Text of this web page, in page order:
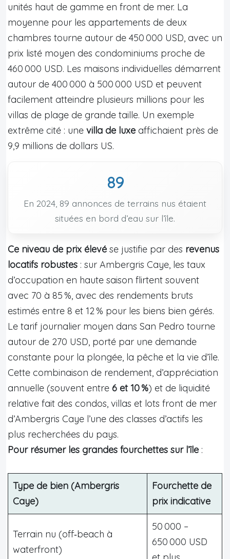
unités haut de gamme en front de mer. La
moyenne pour les appartements de deux
chambres tourne autour de 450 000 USD, avec un
prix listé moyen des condominiums proche de
460 000 USD. Les maisons individuelles démarrent
autour de 400 000 à 500 000 USD et peuvent
facilement atteindre plusieurs millions pour les
villas de plage de grande taille. Un exemple
extrême cité : une villa de luxe affichaient près de
9,9 millions de dollars US.
89
En 2024, 89 annonces de terrains nus étaient
situées en bord d’eau sur l’île.
Ce niveau de prix élevé se justifie par des revenus
locatifs robustes : sur Ambergris Caye, les taux
d’occupation en haute saison flirtent souvent
avec 70 à 85 %, avec des rendements bruts
estimés entre 8 et 12 % pour les biens bien gérés.
Le tarif journalier moyen dans San Pedro tourne
autour de 270 USD, porté par une demande
constante pour la plongée, la pêche et la vie d’île.
Cette combinaison de rendement, d’appréciation
annuelle (souvent entre 6 et 10 %) et de liquidité
relative fait des condos, villas et lots front de mer
d’Ambergris Caye l’une des classes d’actifs les
plus recherchées du pays.
Pour résumer les grandes fourchettes sur l’île :
Type de bien (Ambergris
Caye)
Fourchette de
prix indicative
Terrain nu (off‑beach à
waterfront)
50 000 –
650 000 USD